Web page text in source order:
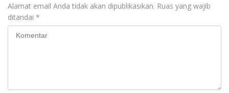
Alamat email Anda tidak akan dipublikasikan. Ruas yang wajib
ditandai *